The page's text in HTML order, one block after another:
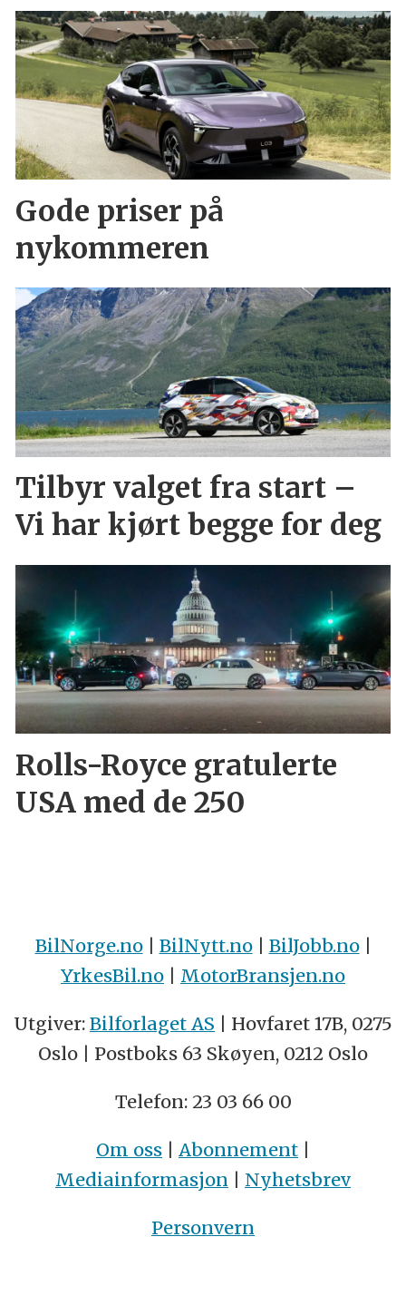
Gode priser på
nykommeren
Tilbyr valget fra start –
Vi har kjørt begge for deg
Rolls-Royce gratulerte
USA med de 250
BilNorge.no| BilNytt.no| BilJobb.no|
YrkesBil.no | MotorBransjen.no
Utgiver: Bilforlaget AS | Hovfaret 17B, 0275
Oslo | Postboks 63 Skøyen, 0212 Oslo
Telefon: 23 03 66 00
Om oss | Abonnement |
Mediainformasjon | Nyhetsbrev
Personvern